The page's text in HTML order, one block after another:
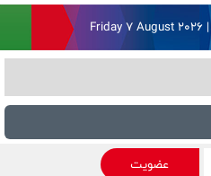
عضویت